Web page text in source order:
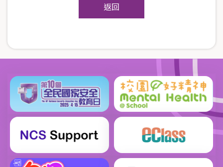
返回